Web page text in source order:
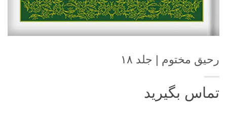
رحیق مختوم | جلد ۱۸
تماس بگیرید